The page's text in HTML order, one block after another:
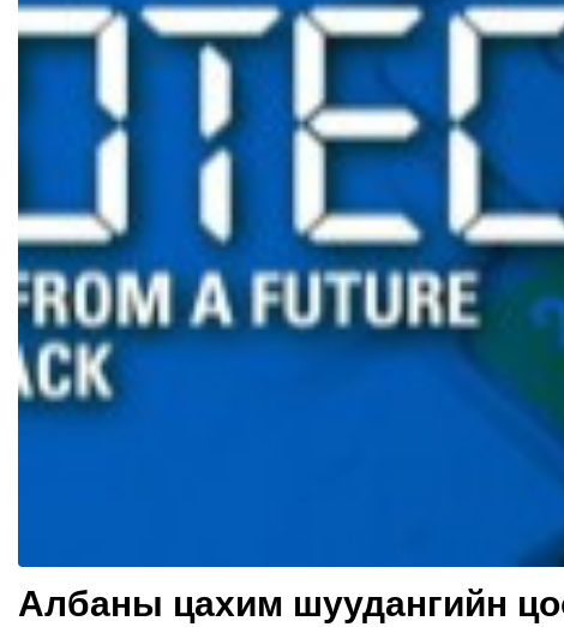
Албаны цахим шуудангийн